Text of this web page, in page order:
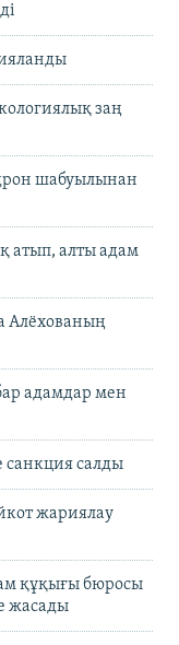
заң
шабуылынан
атып, алты адам
Алёхованың
адамдар мен
санкция салды
жариялау
құқығы бюросы
жасады